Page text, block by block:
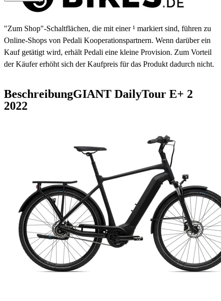
"Zum Shop"-Schaltflächen, die mit einer ¹ markiert sind, führen zu
Online-Shops von Pedali Kooperationspartnern. Wenn darüber ein
Kauf getätigt wird, erhält Pedali eine kleine Provision. Zum Vorteil
der Käufer erhöht sich der Kaufpreis für das Produkt dadurch nicht.
BeschreibungGIANT DailyTour E+ 2
2022